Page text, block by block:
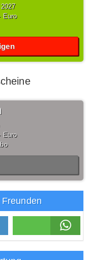
Euro
Euro